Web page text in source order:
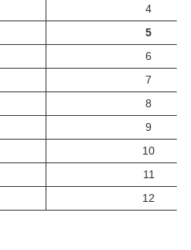
4
5
6
7
8
9
10
11
12